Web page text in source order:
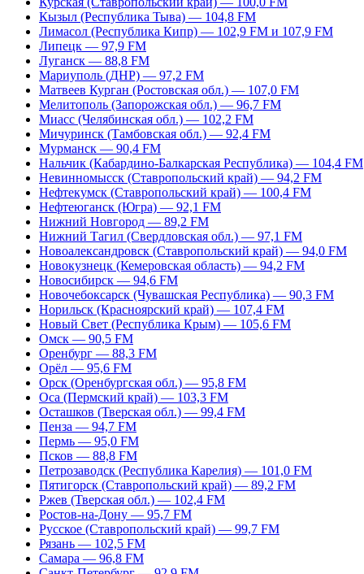
Кызыл (Республика Тыва) — 104,8 FM
Лимасол (Республика Кипр) — 102,9 FM и 107,9 FM
Липецк — 97,9 FM
Луганск — 88,8 FM
Мариуполь (ДНР) — 97,2 FM
Матвеев Курган (Ростовская обл.) — 107,0 FM
Мелитополь (Запорожская обл.) — 96,7 FM
Миасс (Челябинская обл.) — 102,2 FM
Мичуринск (Тамбовская обл.) — 92,4 FM
Мурманск — 90,4 FM
Нальчик (Кабардино-Балкарская Республика) — 104,4 FM
Невинномысск (Ставропольский край) — 94,2 FM
Нефтекумск (Ставропольский край) — 100,4 FM
Нефтеюганск (Югра) — 92,1 FM
Нижний Новгород — 89,2 FM
Нижний Тагил (Свердловская обл.) — 97,1 FM
Новоалександровск (Ставропольский край) — 94,0 FM
Новокузнецк (Кемеровская область) — 94,2 FM
Новосибирск — 94,6 FM
Новочебоксарск (Чувашская Республика) — 90,3 FM
Норильск (Красноярский край) — 107,4 FM
Новый Свет (Республика Крым) — 105,6 FM
Омск — 90,5 FM
Оренбург — 88,3 FM
Орёл — 95,6 FM
Орск (Оренбургская обл.) — 95,8 FM
Оса (Пермский край) — 103,3 FM
Осташков (Тверская обл.) — 99,4 FM
Пенза — 94,7 FM
Пермь — 95,0 FM
Псков — 88,8 FM
Петрозаводск (Республика Карелия) — 101,0 FM
Пятигорск (Ставропольский край) — 89,2 FM
Ржев (Тверская обл.) — 102,4 FM
Ростов-на-Дону — 95,7 FM
Русское (Ставропольский край) — 99,7 FM
Рязань — 102,5 FM
Самара — 96,8 FM